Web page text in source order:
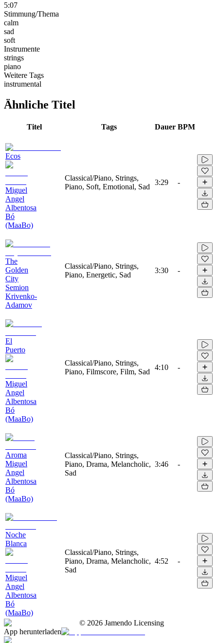
5:07
Stimmung/Thema
calm
sad
soft
Instrumente
strings
piano
Weitere Tags
instrumental
Ähnliche Titel
Titel Tags Dauer BPM
Ecos
Miguel
Angel
Albentosa
Bó
(MaaBo)
Classical/Piano, Strings,
Piano, Soft, Emotional, Sad
3:29 -
The
Golden
City
Semion
Krivenko-
Adamov
Classical/Piano, Strings,
Piano, Energetic, Sad
3:30 -
El
Puerto
Miguel
Angel
Albentosa
Bó
(MaaBo)
Classical/Piano, Strings,
Piano, Filmscore, Film, Sad
4:10 -
Aroma
Miguel
Angel
Albentosa
Bó
(MaaBo)
Classical/Piano, Strings,
Piano, Drama, Melancholic,
Sad
3:46 -
Noche
Blanca
Miguel
Angel
Albentosa
Bó
(MaaBo)
Classical/Piano, Strings,
Piano, Drama, Melancholic,
Sad
4:52 -
© 2026 Jamendo Licensing
App herunterladen